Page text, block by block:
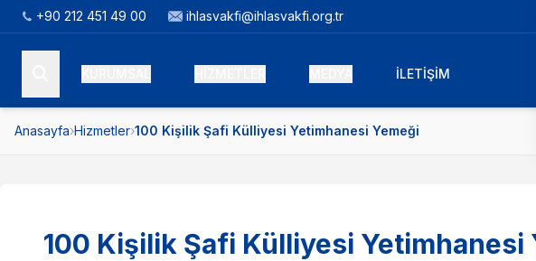
+90 212 451 49 00 ihlasvakfi@ihlasvakfi.org.tr
İLETİŞİM
Anasayfa›Hizmetler›100 Kişilik Şafi Külliyesi Yetimhanesi Yemeği
100 Kişilik Şafi Külliyesi Yetimhanesi